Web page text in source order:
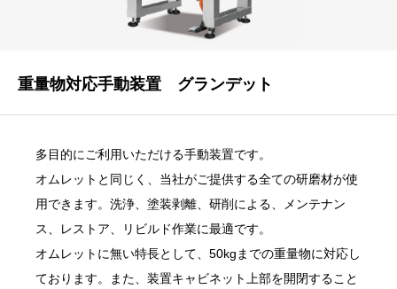
重量物対応手動装置 グランデット
多目的にご利用いただける手動装置です。
オムレットと同じく、当社がご提供する全ての研磨材が使
用できます。洗浄、塗装剥離、研削による、メンテナン
ス、レストア、リビルド作業に最適です。
オムレットに無い特長として、50kgまでの重量物に対応し
ております。また、装置キャビネット上部を開閉すること